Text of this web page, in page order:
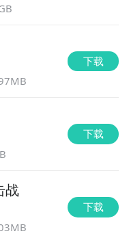
下载
下载
战
下载